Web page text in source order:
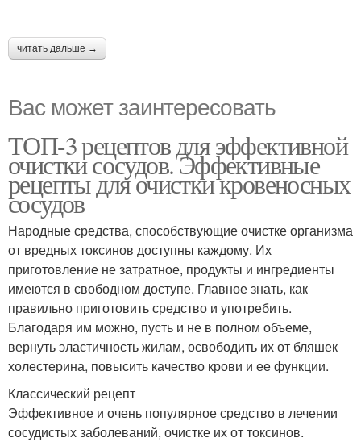
читать дальше →
Вас может заинтересовать
ТОП-3 рецептов для эффективной
очистки сосудов. Эффективные
рецепты для очистки кровеносных
сосудов
Народные средства, способствующие очистке организма
от вредных токсинов доступны каждому. Их
приготовление не затратное, продукты и ингредиенты
имеются в свободном доступе. Главное знать, как
правильно приготовить средство и употребить.
Благодаря им можно, пусть и не в полном объеме,
вернуть эластичность жилам, освободить их от бляшек
холестерина, повысить качество крови и ее функции.
Классический рецепт
Эффективное и очень популярное средство в лечении
сосудистых заболеваний, очистке их от токсинов.